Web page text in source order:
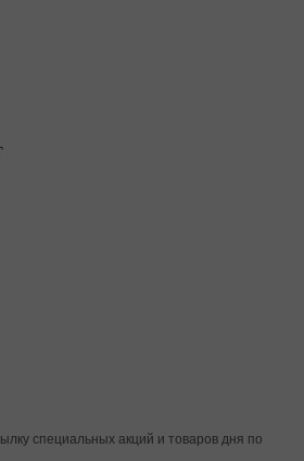
специальных акций и товаров дня по